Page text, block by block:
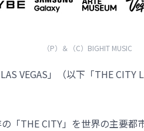
（P）＆（C）BIGHIT MUSIC
VEGAS」（以下「THE
「THE CITY」を世界の主要都